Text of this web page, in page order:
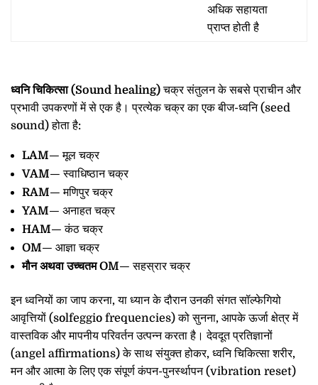
अधिक सहायता
प्राप्त होती है
ध्वनि चिकित्सा (Sound healing)चक्र संतुलन के सबसे प्राचीन और
प्रभावी उपकरणों में से एक है। प्रत्येक चक्र का एक बीज-ध्वनि (seed
sound) होता है:
LAM— मूल चक्र
VAM— स्वाधिष्ठान चक्र
RAM— मणिपुर चक्र
YAM— अनाहत चक्र
HAM— कंठ चक्र
OM— आज्ञा चक्र
मौन अथवा उच्चतम OM— सहस्रार चक्र
इन ध्वनियों का जाप करना, या ध्यान के दौरान उनकी संगत सॉल्फेगियो
आवृत्तियों (solfeggio frequencies) को सुनना, आपके ऊर्जा क्षेत्र में
वास्तविक और मापनीय परिवर्तन उत्पन्न करता है। देवदूत प्रतिज्ञानों
(angel affirmations) के साथ संयुक्त होकर, ध्वनि चिकित्सा शरीर,
मन और आत्मा के लिए एक संपूर्ण कंपन-पुनर्स्थापन (vibration reset)